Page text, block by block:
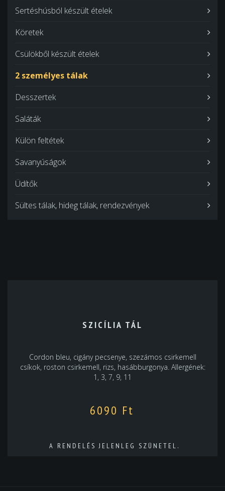
SZICÍLIA TÁL
Cordon bleu, cigány pecsenye, szezámos csirkemell
csíkok, roston csirkemell, rizs, hasábburgonya. Allergének:
1, 3, 7, 9, 11
6090 Ft
A RENDELÉS JELENLEG SZÜNETEL.
Sertéshúsból készült ételek
Köretek
Csülökből készült ételek
2 személyes tálak
Desszertek
Saláták
Külön feltétek
Savanyúságok
Üdítők
Sültes tálak, hideg tálak, rendezvények